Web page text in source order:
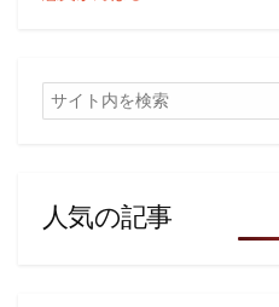
検
索
人気の記事